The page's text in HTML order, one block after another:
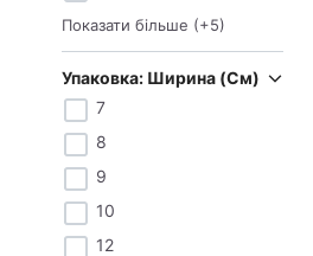
Показати більше (+5)
Упаковка: Ширина (см)
7
8
9
10
12